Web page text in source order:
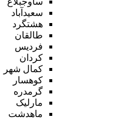
سعیدآباد
هشتگرد
طالقان
فردیس
کردان
کمال شهر
کوهسار
گرمدره
مارلیک
ماهدشت